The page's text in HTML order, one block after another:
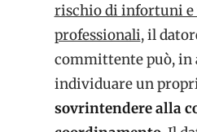
rischio di infortuni e
professionali, il
committente può, in
individuare un
sovrintendere alla